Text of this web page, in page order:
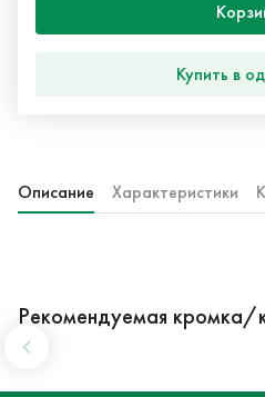
Купить в
Описание Характеристики
Рекомендуемая кромка/